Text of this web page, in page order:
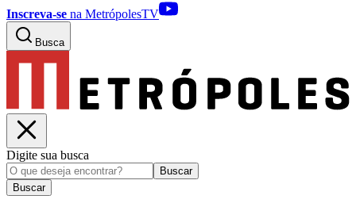
Inscreva-se na MetrópolesTV
Busca
Digite sua busca
Buscar
Buscar